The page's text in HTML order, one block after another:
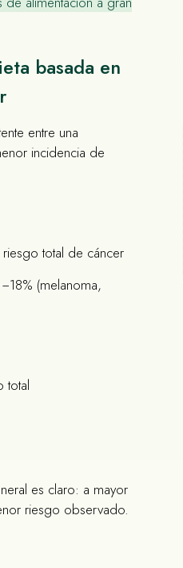
basada en
entre una
incidencia de
total de cáncer
−18% (melanoma,
total
es claro: a mayor
riesgo observado.